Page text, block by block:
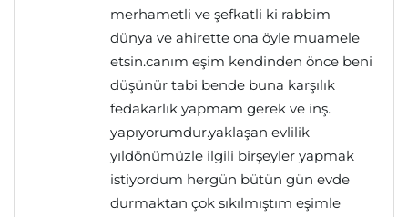
merhametli ve şefkatli ki rabbim
dünya ve ahirette ona öyle muamele
etsin.canım eşim kendinden önce beni
düşünür tabi bende buna karşılık
fedakarlık yapmam gerek ve inş.
yapıyorumdur.yaklaşan evlilik
yıldönümüzle ilgili birşeyler yapmak
istiyordum hergün bütün gün evde
durmaktan çok sıkılmıştım eşimle